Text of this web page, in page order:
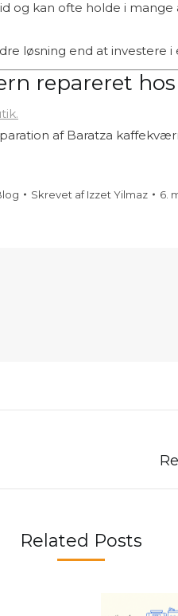
og kan ofte holde i mange
løsning end at investere i
repareret
af Baratza
Skrevet afIzzet Yilmaz 6.
Related Posts